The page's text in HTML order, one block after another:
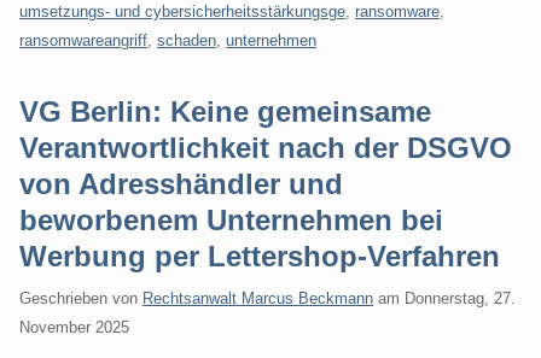
umsetzungs- und cybersicherheitsstärkungsge ransomware
ransomwareangriff schaden unternehmen
VG Berlin: Keine gemeinsame
Verantwortlichkeit nach der DSGVO
von Adresshändler und
beworbenem Unternehmen bei
Werbung per Lettershop-Verfahren
Geschrieben von Rechtsanwalt Marcus Beckmann am Donnerstag, 27.
November 2025